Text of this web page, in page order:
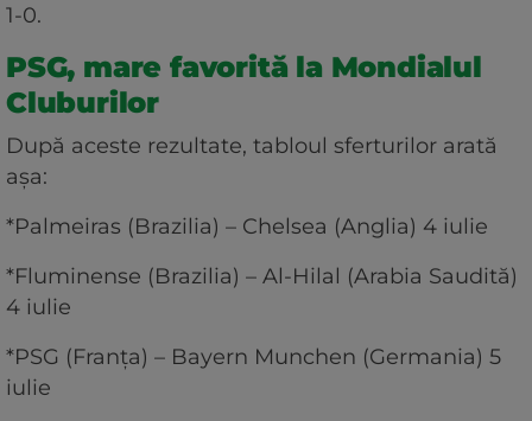
1-0.
PSG, mare favorită la Mondialul
Cluburilor
După aceste rezultate, tabloul sferturilor arată
așa:
*Palmeiras (Brazilia) – Chelsea (Anglia) 4 iulie
*Fluminense (Brazilia) – Al-Hilal (Arabia Saudită)
4 iulie
*PSG (Franța) – Bayern Munchen (Germania) 5
iulie